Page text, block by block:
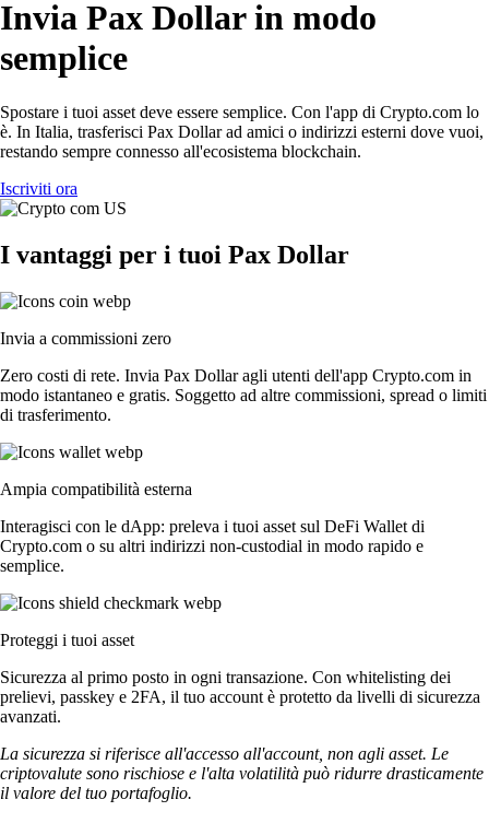
Invia Pax Dollar in modo
semplice
Spostare i tuoi asset deve essere semplice. Con l'app di Crypto.com lo
è. In Italia, trasferisci Pax Dollar ad amici o indirizzi esterni dove vuoi,
restando sempre connesso all'ecosistema blockchain.
Iscriviti ora
I vantaggi per i tuoi Pax Dollar
Invia a commissioni zero
Zero costi di rete. Invia Pax Dollar agli utenti dell'app Crypto.com in
modo istantaneo e gratis. Soggetto ad altre commissioni, spread o limiti
di trasferimento.
Ampia compatibilità esterna
Interagisci con le dApp: preleva i tuoi asset sul DeFi Wallet di
Crypto.com o su altri indirizzi non-custodial in modo rapido e
semplice.
Proteggi i tuoi asset
Sicurezza al primo posto in ogni transazione. Con whitelisting dei
prelievi, passkey e 2FA, il tuo account è protetto da livelli di sicurezza
avanzati.
La sicurezza si riferisce all'accesso all'account, non agli asset. Le
criptovalute sono rischiose e l'alta volatilità può ridurre drasticamente
il valore del tuo portafoglio.